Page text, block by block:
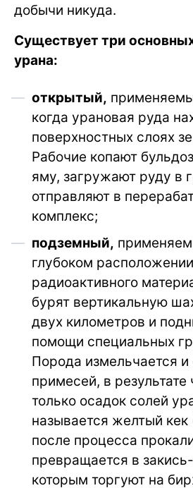
добычи никуда.
Существует три
урана:
открытый,
когда урановая руда
поверхностных слоях
Рабочие копают
яму, загружают руду в
отправляют в
комплекс;
подземный,
глубоком расположении
радиоактивного
бурят вертикальную
двух километров и
помощи специальных
Порода измельчается
примесей, в результате
только осадок солей
называется желтый
после процесса
превращается в
которым торгуют на